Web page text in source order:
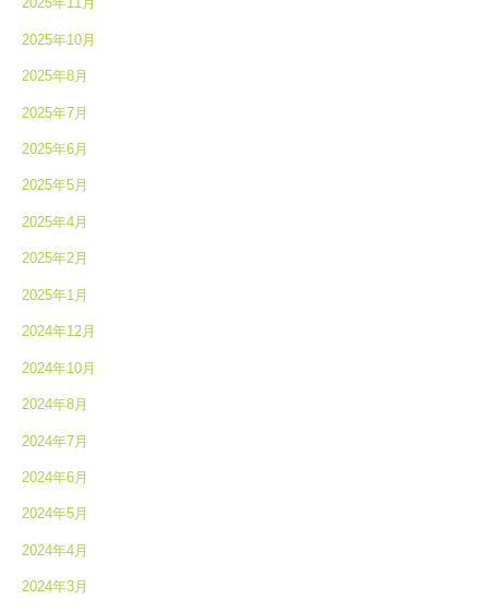
2025年10月
2025年8月
2025年7月
2025年6月
2025年5月
2025年4月
2025年2月
2025年1月
2024年12月
2024年10月
2024年8月
2024年7月
2024年6月
2024年5月
2024年4月
2024年3月